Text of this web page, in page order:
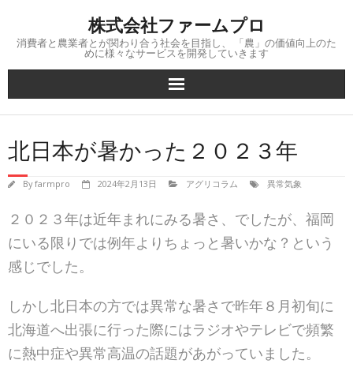
content
株式会社ファームプロ
消費者と農業者とが関わり合う社会を目指し、 「農」の価値向上のた
めに様々なサービスを開発していきます
北日本が暑かった２０２３年
Byfarmpro 2024年2月13日 アグリコラム 異常気象
２０２３年は近年まれにみる暑さ、でしたが、福岡
にいる限りでは例年よりちょっと暑いかな？という
感じでした。
しかし北日本の方では異常な暑さで昨年８月初旬に
北海道へ出張に行った際にはラジオやテレビで頻繁
に熱中症や異常高温の話題があがっていました。